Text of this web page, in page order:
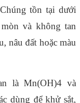
tồn tại dưới
và không tan
nâu đất hoặc màu
là Mn(OH)4 và
dùng để khử sắt,